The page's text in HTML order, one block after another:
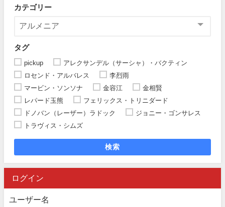
カテゴリー
タグ
pickup
アレクサンデル（サーシャ）・バクティン
ロセンド・アルバレス
李烈雨
マービン・ソンソナ
金容江
金相賢
レパード玉熊
フェリックス・トリニダード
ドノバン（レーザー）ラドック
ジョニー・ゴンサレス
トラヴィス・シムズ
検索
ログイン
ユーザー名